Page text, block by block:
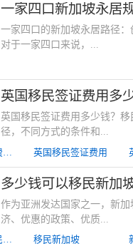
一家四口的新加坡永居路径：
对于一家四口来说，...
英国移民签证费用多少钱？
径，不同方式的条件和...
英国移民签证费用
作为亚洲发达国家之一，新
济、优惠的政策、优质...
多少钱可以移民新加坡
移民新加坡